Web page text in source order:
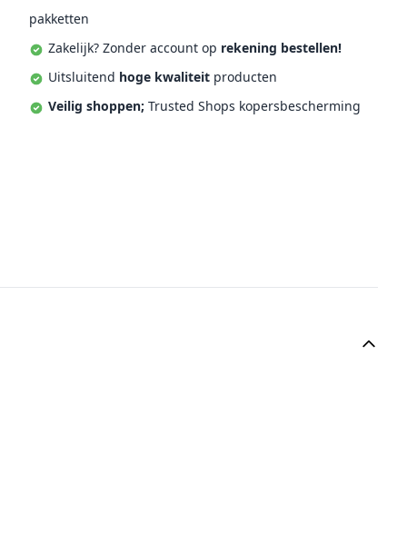
pakketten
Zakelijk? Zonder account op rekening bestellen!
Uitsluitend hoge kwaliteit producten
Veilig shoppen; Trusted Shops kopersbescherming